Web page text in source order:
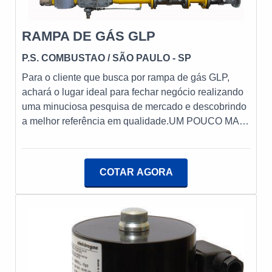
RAMPA DE GÁS GLP
P.S. COMBUSTAO / SÃO PAULO - SP
Para o cliente que busca por rampa de gás GLP,
achará o lugar ideal para fechar negócio realizando
uma minuciosa pesquisa de mercado e descobrindo
a melhor referência em qualidade.UM POUCO MAIS
encontrar rampa de gás GLP em uma empresa
de gás e válvulas solenoides para gás, garantindo a
satisfação da venda à entrega final, com foco total na
qualidade.Ainda com uma visão analítica sobre
rampa de gás GLP, é importante buscar uma
empresa que tenha produtos e serviços com ótima
qualidade e proteção, características simples, mas
COTAR AGORA